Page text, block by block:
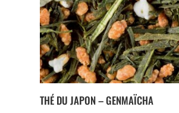
THÉ DU JAPON – GENMAÏCHA